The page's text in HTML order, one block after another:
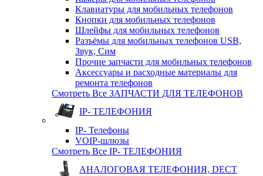
Клавиатуры для мобильных телефонов
Кнопки для мобильных телефонов
Шлейфы для мобильных телефонов
Разъёмы для мобильных телефонов USB,
Звук, Сим
Прочие запчасти для мобильных телефонов
Аксессуары и расходные материалы для
ремонта телефонов
Смотреть Все ЗАПЧАСТИ ДЛЯ ТЕЛЕФОНОВ
IP- ТЕЛЕФОНИЯ
IP- Телефоны
VOIP-шлюзы
Смотреть Все IP- ТЕЛЕФОНИЯ
АНАЛОГОВАЯ ТЕЛЕФОНИЯ, DECT